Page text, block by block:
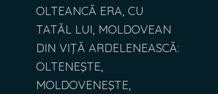
OLTEANCĂ ERA, CU
TATĂL LUI, MOLDOVEAN
DIN VIŢĂ ARDELENEASCĂ:
OLTENEŞTE,
MOLDOVENEŞTE,